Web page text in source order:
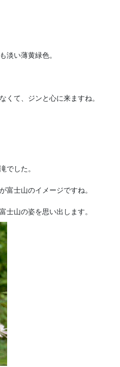
淡い薄黄緑色。
くて、ジンと心に来ますね。
でした。
富士山のイメージですね。
士山の姿を思い出します。